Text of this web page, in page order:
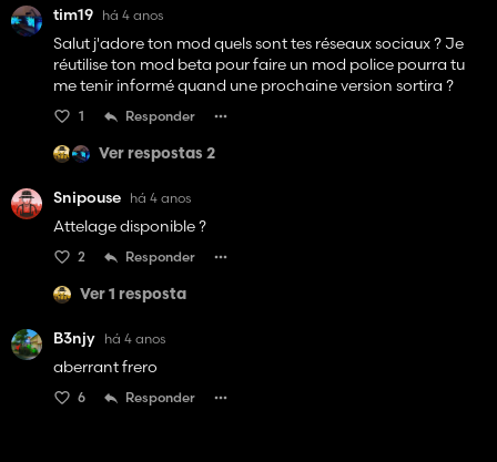
tim19 há 4 anos
Salut j'adore ton mod quels sont tes réseaux sociaux ? Je
réutilise ton mod beta pour faire un mod police pourra tu
me tenir informé quand une prochaine version sortira ?
1 Responder
Ver respostas 2
Snipouse há 4 anos
Attelage disponible ?
2 Responder
Ver 1 resposta
B3njy há 4 anos
aberrant frero
6 Responder